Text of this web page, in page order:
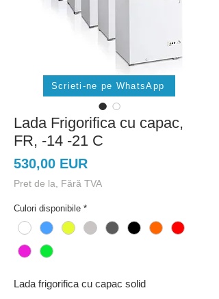
Lada Frigorifica cu capac,
FR, -14 -21 C
530,00 EURPreț
Pret de la, Fără TVA
Culori disponibile *
Lada frigorifica cu capac solid
Scrieti-ne pe WhatsApp